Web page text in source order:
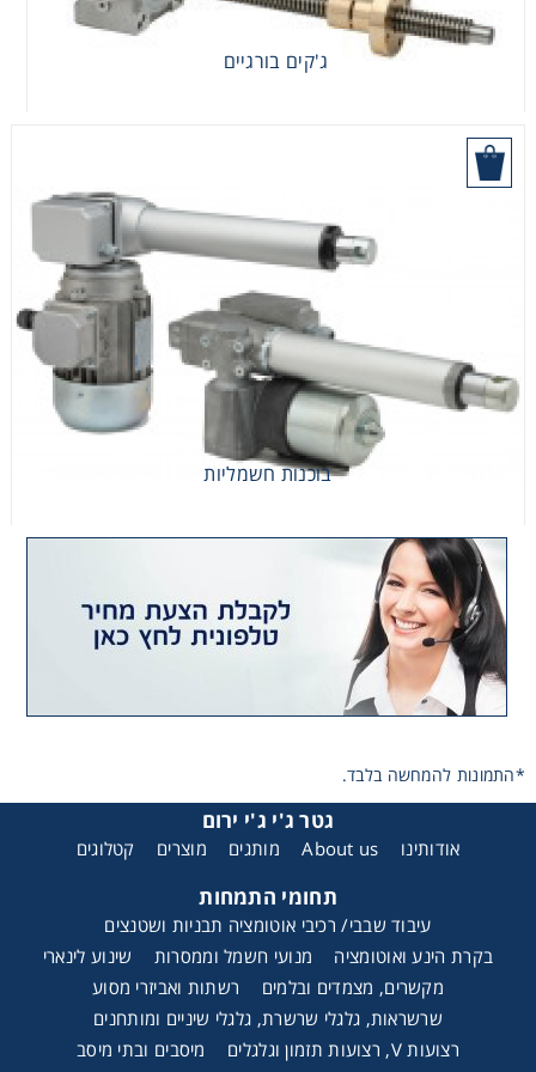
ג'קים בורגיים
בוכנות חשמליות
*התמונות להמחשה בלבד.
גטר ג'י ג'י ירום
אודותינו About us מותגים מוצרים קטלוגים
תחומי התמחות
עיבוד שבבי/ רכיבי אוטומציה תבניות ושטנצים
בקרת הינע ואוטומציה
מנועי חשמל וממסרות
שינוע לינארי
מקשרים, מצמדים ובלמים
רשתות ואביזרי מסוע
שרשראות, גלגלי שרשרת, גלגלי שיניים ומותחנים
רצועות V, רצועות תזמון וגלגלים
מיסבים ובתי מיסב
בוכנות חשמליות